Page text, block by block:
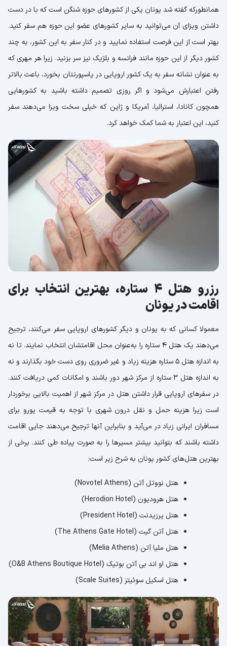
همانطورکه گفته شد یونان یکی از کشورهای حوزه شنگن است که با در دست
داشتن ویزای آن می‌توانید به سایر کشورهای عضو این حوزه هم سفر کنید.
بهتر است از این فرصت استفاده نمایید و در کنار سفر به این کشور، به چند
کشور دیگر از این حوزه مانند فرانسه و بلژیک نیز سر بزنید. زیرا هر مهری که
به عنوان نشانه سفر به یک کشور اروپایی در پاسپورتتان بخورد، باعث بالاتر
رفتن اعتبارش می‌شود و اگر روزی تصمیم داشته باشید به کشورهایی
همچون کانادا، استرالیا، آمریکا و ژاپن که خیلی سخت ویزا می‌دهند سفر
کنید، این اعتبار به شما کمک خواهد کرد.
رزرو هتل 4 ستاره، بهترین انتخاب برای
اقامت در یونان
معمولا کسانی که به یونان و دیگر کشورهای اروپایی سفر می‌کنند، ترجیح
می‌دهند یک هتل 4 ستاره را به‌عنوان محل اقامتشان انتخاب نمایند. تا نه
به اندازه هتل 5 ستاره هزینه زیاد و غیر ضروری روی دست خود بگذارند و نه
به اندازه هتل 3 ستاره از مرکز شهر دور باشند و امکانات کمی دریافت کنند.
در سفرهای اروپایی قرار داشتن هتل در مرکز شهر از اهمیت بالایی برخوردار
است زیرا هزینه حمل و نقل درون شهری با توجه به قیمت یورو برای
مسافران ایرانی زیاد در می‌آید و بنابراین آنها ترجیح می‌دهند جایی اقامت
داشته باشند که بتوانید بیشتر مسیرها را به صورت پیاده طی کنند. برخی از
بهترین هتل‌های کشور یونان به شرح زیر است:
هتل نووتل آتن (Novotel Athens)
هتل هرودیون (Herodion Hotel)
هتل پرزیدنت (President Hotel)
هتل آتن گیت (The Athens Gate Hotel)
هتل ملیا آتن (Melia Athens)
هتل او اند بی آتن بوتیک (O&B Athens Boutique Hotel)
هتل اسکیل سوئیتز (Scale Suites)